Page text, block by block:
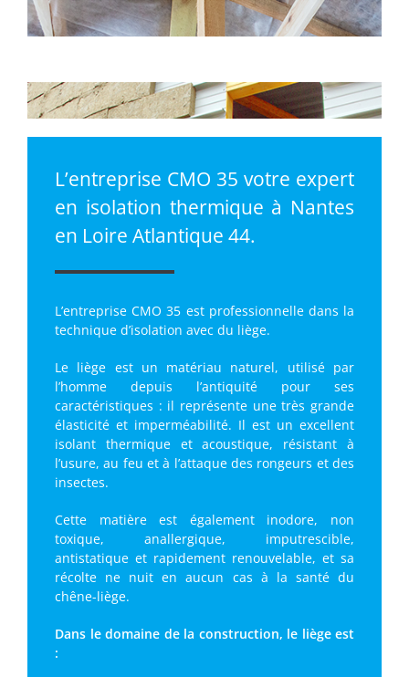
L’entreprise CMO 35 votre expert
en isolation thermique à Nantes
en Loire Atlantique 44.
L’entreprise CMO 35 est professionnelle dans la
technique d’isolation avec du liège.
Le liège est un matériau naturel, utilisé par
l’homme depuis l’antiquité pour ses
caractéristiques : il représente une très grande
élasticité et imperméabilité. Il est un excellent
isolant thermique et acoustique, résistant à
l’usure, au feu et à l’attaque des rongeurs et des
insectes.
Cette matière est également inodore, non
toxique, anallergique, imputrescible,
antistatique et rapidement renouvelable, et sa
récolte ne nuit en aucun cas à la santé du
chêne-liège.
Dans le domaine de la construction, le liège est
: